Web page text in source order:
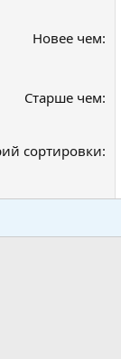
Новее чем
Старше чем
сортировки